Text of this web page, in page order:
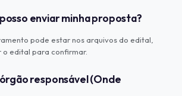
enviar minha proposta?
pode estar nos arquivos do edital,
o edital para confirmar.
responsável (Onde